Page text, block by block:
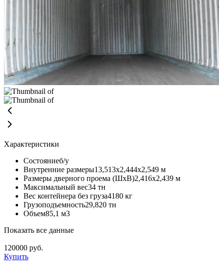
Характеристики
Состояниеб/у
Внутренние размеры13,513х2,444х2,549 м
Размеры дверного проема (ШхВ)2,416х2,439 м
Максимальный вес34 тн
Вес контейнера без груза4180 кг
Грузоподъемность29,820 тн
Объем85,1 м3
Показать все данные
120000 руб.
Купить